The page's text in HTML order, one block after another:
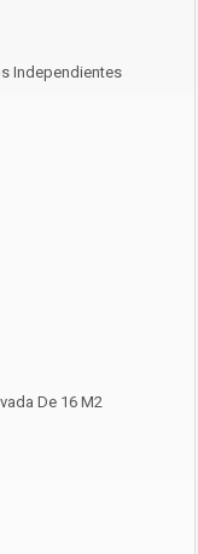
Independientes
De 16 M2